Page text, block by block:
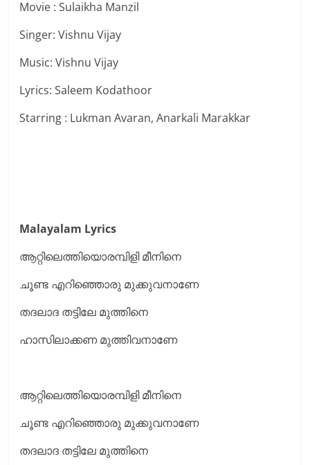
Movie : Sulaikha Manzil
Singer: Vishnu Vijay
Music: Vishnu Vijay
Lyrics: Saleem Kodathoor
Starring : Lukman Avaran, Anarkali Marakkar
Malayalam Lyrics
ആറ്റിലെത്തിയൊരമ്പിളി മീനിനെ
ചൂണ്ട എറിഞ്ഞൊരു മുക്കുവനാണേ
തദലാദ തട്ടിലേ മുത്തിനെ
ഹാസിലാക്കണ മുത്തിവനാണേ
ആറ്റിലെത്തിയൊരമ്പിളി മീനിനെ
ചൂണ്ട എറിഞ്ഞൊരു മുക്കുവനാണേ
തദലാദ തട്ടിലേ മുത്തിനെ